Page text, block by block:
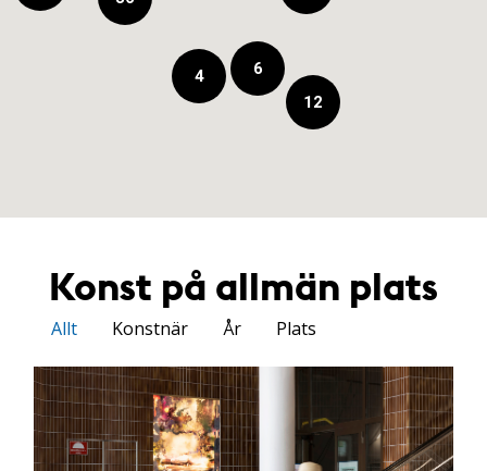
12
6
4
Konst på allmän plats
Allt Konstnär År Plats